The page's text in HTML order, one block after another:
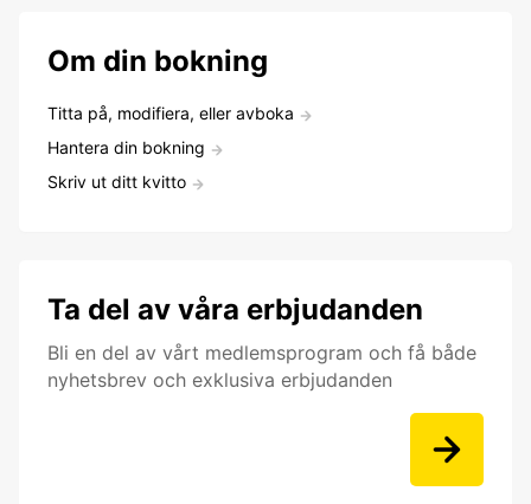
Om din bokning
Titta på, modifiera, eller avboka
Hantera din bokning
Skriv ut ditt kvitto
Ta del av våra erbjudanden
Bli en del av vårt medlemsprogram och få både
nyhetsbrev och exklusiva erbjudanden